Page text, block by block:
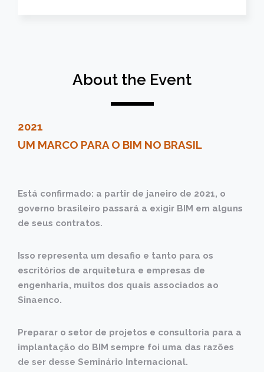
About the Event
2021
UM MARCO PARA O BIM NO BRASIL
Está confirmado: a partir de janeiro de 2021, o
governo brasileiro passará a exigir BIM em alguns
de seus contratos.
Isso representa um desafio e tanto para os
escritórios de arquitetura e empresas de
engenharia, muitos dos quais associados ao
Sinaenco.
Preparar o setor de projetos e consultoria para a
implantação do BIM sempre foi uma das razões
de ser desse Seminário Internacional.